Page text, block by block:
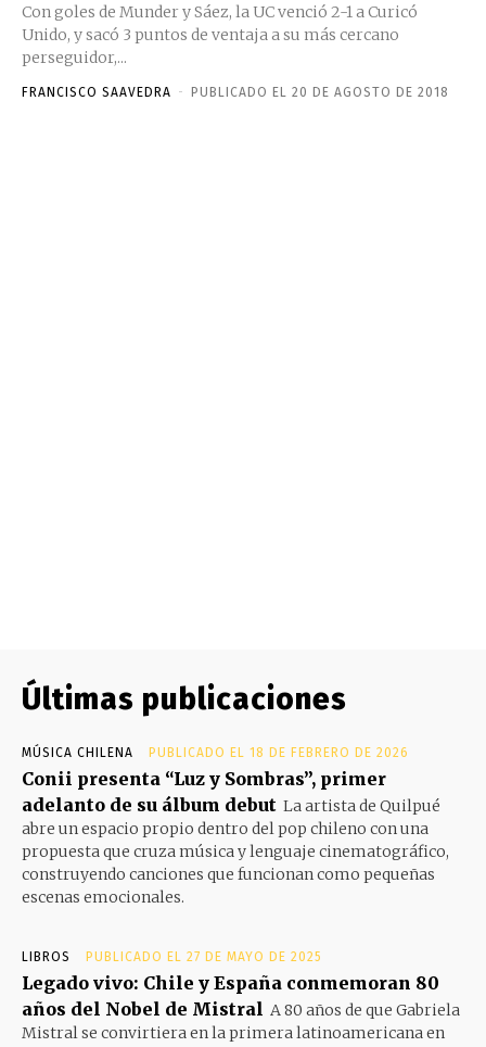
Con goles de Munder y Sáez, la UC venció 2-1 a Curicó
Unido, y sacó 3 puntos de ventaja a su más cercano
perseguidor,...
FRANCISCO SAAVEDRA - PUBLICADO EL 20 DE AGOSTO DE 2018
Últimas publicaciones
MÚSICA CHILENA PUBLICADO EL 18 DE FEBRERO DE 2026
Conii presenta “Luz y Sombras”, primer
adelanto de su álbum debut La artista de Quilpué
abre un espacio propio dentro del pop chileno con una
propuesta que cruza música y lenguaje cinematográfico,
construyendo canciones que funcionan como pequeñas
escenas emocionales.
LIBROS PUBLICADO EL 27 DE MAYO DE 2025
Legado vivo: Chile y España conmemoran 80
años del Nobel de Mistral A 80 años de que Gabriela
Mistral se convirtiera en la primera latinoamericana en